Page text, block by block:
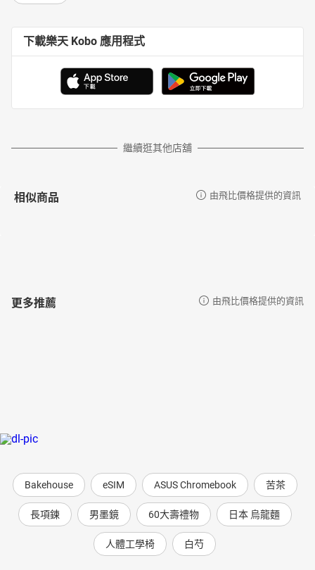
下載樂天 Kobo 應用程式
繼續逛其他店舖
相似商品 由飛比價格提供的資訊
更多推薦 由飛比價格提供的資訊
Bakehouse eSIM ASUS Chromebook 苦茶
長項鍊 男墨鏡 60大壽禮物 日本 烏龍麵
人體工學椅 白芍